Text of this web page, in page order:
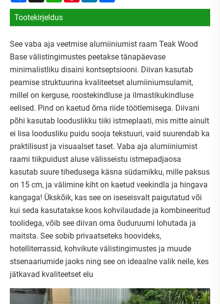
Tootekirjeldus
See vaba aja veetmise alumiiniumist raam Teak Wood
Base välistingimustes peetakse tänapäevase
minimalistliku disaini kontseptsiooni. Diivan kasutab
peamise struktuurina kvaliteetset alumiiniumsulamit,
millel on kerguse, roostekindluse ja ilmastikukindluse
eelised. Pind on kaetud õrna riide töötlemisega. Diivani
põhi kasutab looduslikku tiiki istmeplaati, mis mitte ainult
ei lisa loodusliku puidu sooja tekstuuri, vaid suurendab ka
praktilisust ja visuaalset taset. Vaba aja alumiiniumist
raami tiikpuidust aluse välisseistu istmepadjaosa
kasutab suure tihedusega käsna südamikku, mille paksus
on 15 cm, ja välimine kiht on kaetud veekindla ja hingava
kangaga! Ükskõik, kas see on iseseisvalt paigutatud või
kui seda kasutatakse koos kohvilaudade ja kombineeritud
toolidega, võib see diivan oma õuduruumi lohutada ja
maitsta. See sobib privaatseteks hoovideks,
hotelliterrassid, kohvikute välistingimustes ja muude
stsenaariumide jaoks ning see on ideaalne valik neile, kes
jätkavad kvaliteetset elu